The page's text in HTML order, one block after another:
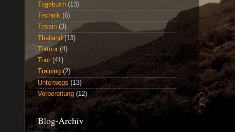
Tagebuch (13)
Technik (6)
Tessin (3)
Thailand (13)
Tortour (4)
Tour (41)
Training (2)
Unterwegs (13)
Vorbereitung (12)
Blog-Archiv